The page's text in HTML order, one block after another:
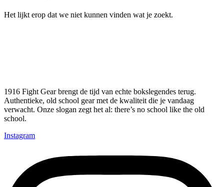
Het lijkt erop dat we niet kunnen vinden wat je zoekt.
1916 Fight Gear brengt de tijd van echte bokslegendes terug.
Authentieke, old school gear met de kwaliteit die je vandaag
verwacht. Onze slogan zegt het al: there’s no school like the old
school.
Instagram